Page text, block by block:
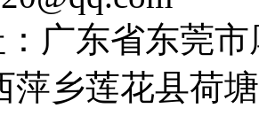
广东省东莞
萍乡莲花县荷